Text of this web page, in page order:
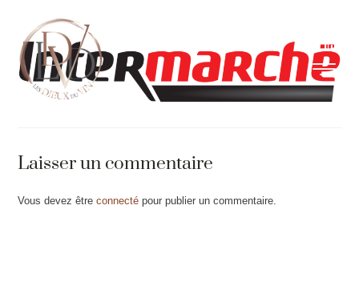
Laisser un commentaire
Vous devez êtreconnecté pour publier un commentaire.